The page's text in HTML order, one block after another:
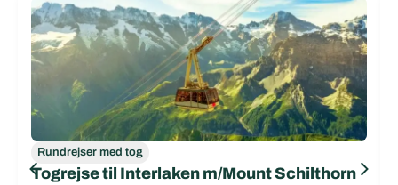
Rundrejser med tog
Togrejse til Interlaken m/Mount Schilthorn